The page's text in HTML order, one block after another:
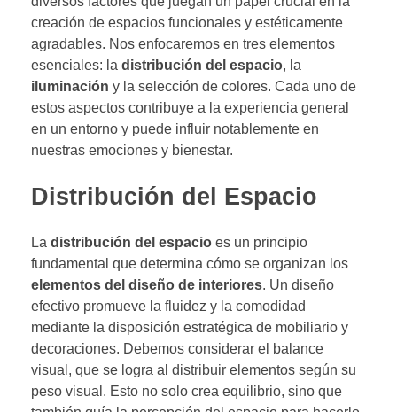
creación de espacios funcionales y estéticamente
agradables. Nos enfocaremos en tres elementos
esenciales: la distribución del espacio, la
iluminación y la selección de colores. Cada uno de
estos aspectos contribuye a la experiencia general
en un entorno y puede influir notablemente en
nuestras emociones y bienestar.
Distribución del Espacio
La distribución del espacio es un principio
fundamental que determina cómo se organizan los
elementos del diseño de interiores. Un diseño
efectivo promueve la fluidez y la comodidad
mediante la disposición estratégica de mobiliario y
decoraciones. Debemos considerar el balance
visual, que se logra al distribuir elementos según su
peso visual. Esto no solo crea equilibrio, sino que